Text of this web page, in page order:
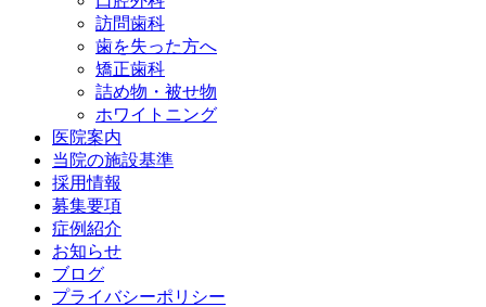
訪問歯科
歯を失った方へ
矯正歯科
詰め物・被せ物
ホワイトニング
医院案内
当院の施設基準
採用情報
募集要項
症例紹介
お知らせ
ブログ
プライバシーポリシー